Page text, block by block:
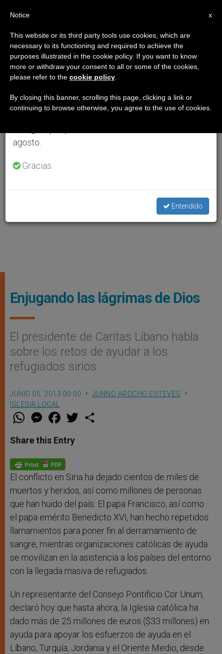
Enjugando las lágrimas de Dios
El presidente de Caritas Lí­bano habla
sobre los retos de ayudar a los
refugiados sirios
JUNIO 05, 2013 00:00
JUNNO AROCHO ESTEVES
IGLESIA LOCAL
W
t
s
p
p
M
e
s
e
g
e
r
F
a
e
b
o
k
w
Share this Entry
El conflicto en Siria ha dejado cientos de miles de
muertos y heridos, así como millones de personas
que han huido del país. El papa Francisco, así como
el papa emérito Benedicto XVI, han hecho repetidos
llamamientos para poner fin al derramamiento de
sangre, mientras organizaciones católicas de ayuda
se movilizan en la asistencia a los países del entorno
con la llegada masiva de refugiados.
Un representante del Consejo Pontificio Cor Unum,
declaró hoy que hasta ahora, la Iglesia católica ha
dado más de 25 millones de euros ($33 millones) en
ayuda para apoyar los esfuerzos de ayuda en el
Líbano, Turquía, Jordania y el Oriente Medio, desde
×
Aviso importante
Del 27 de julio al 7 de agosto haremos la pausa
anual, aprovechando que en el periodo de verano
se generan menos informaciones y también el
agosto.
Gracias.
Entendido
x
Notice
This website or its third party tools use cookies, which are
necessary to its functioning and required to achieve the
purposes illustrated in the cookie policy. If you want to know
more or withdraw your consent to all or some of the cookies,
please refer to the cookie policy
By closing this banner, scrolling this page, clicking a link or
continuing to browse otherwise, you agree to the use of cookies.